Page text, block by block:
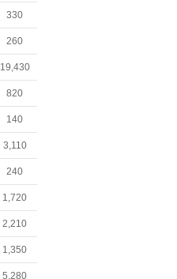
330
260
19,430
820
140
3,110
240
1,720
2,210
1,350
5,280